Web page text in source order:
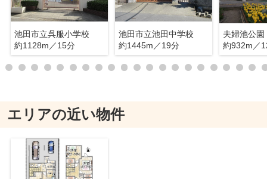
池田市立呉服小学校
約1128m／15分
池田市立池田中学校
約1445m／19分
夫婦池公園
約932m／
エリアの近い物件